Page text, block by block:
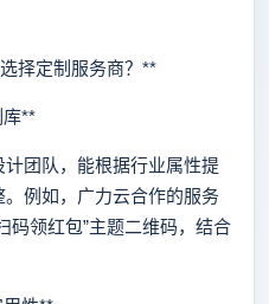
择定制服务商？**
**
团队，能根据行业属性提
例如，广力云合作的服务
码领红包”主题二维码，结合